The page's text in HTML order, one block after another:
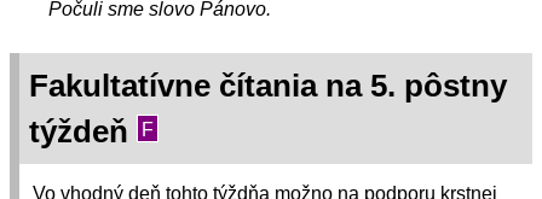
Počuli sme slovo Pánovo.
Fakultatívne čítania na 5. pôstny
týždeň
F
Vo vhodný deň tohto týždňa možno na podporu krstnej